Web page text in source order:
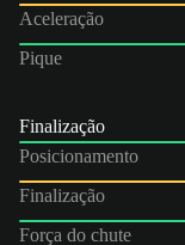
Aceleração
Pique
Finalização
Posicionamento
Finalização
Força do chute